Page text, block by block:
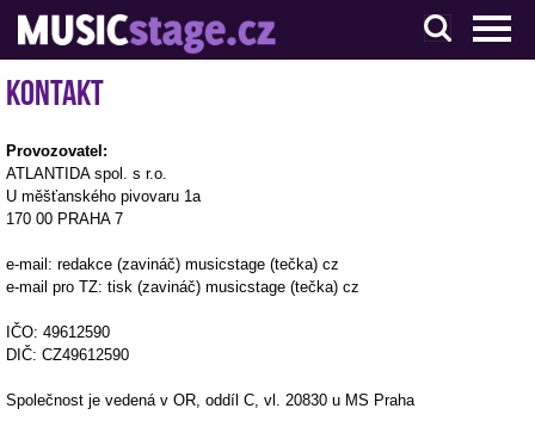
S muzikanty pro muzikanty
Kontakt
Provozovatel:
ATLANTIDA spol. s r.o.
U měšťanského pivovaru 1a
170 00 PRAHA 7
e-mail: redakce (zavináč) musicstage (tečka) cz
e-mail pro TZ: tisk (zavináč) musicstage (tečka) cz
IČO: 49612590
DIČ: CZ49612590
Společnost je vedená v OR, oddíl C, vl. 20830 u MS Praha